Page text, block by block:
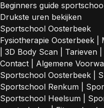
Beginners guide
Drukste uren bekijken
Sportschool Oosterbeek
Fysiotherapie Oosterbeek
3D Body Scan Tarieven
Contact
Algemene
Sportschool Oosterbeek
Sportschool Renkum
Sportschool Heelsum